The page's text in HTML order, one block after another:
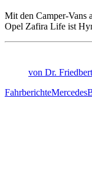
Mit den Camper-Vans
Opel Zafira Life ist
von Dr.
FahrberichteMercedes